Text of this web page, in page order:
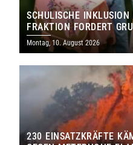
SCHULISCHE
FRAKTION FORDERT
NEUAUFSTELLUNG
Montag, 10. August 2026
230 EINSATZKRÄFTE